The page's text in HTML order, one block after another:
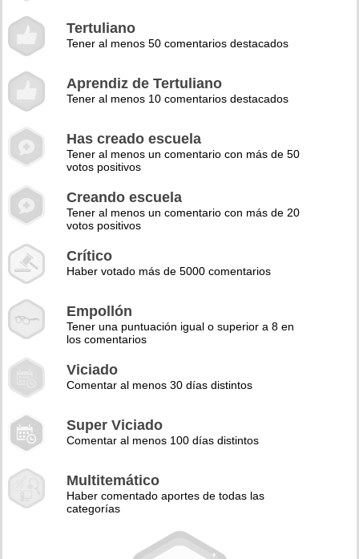
Tertuliano
Tener al menos 50 comentarios destacados
Aprendiz de Tertuliano
Tener al menos 10 comentarios destacados
Has creado escuela
Tener al menos un comentario con más de 50
votos positivos
Creando escuela
Tener al menos un comentario con más de 20
votos positivos
Crítico
Haber votado más de 5000 comentarios
Empollón
Tener una puntuación igual o superior a 8 en
los comentarios
Viciado
Comentar al menos 30 días distintos
Super Viciado
Comentar al menos 100 días distintos
Multitemático
Haber comentado aportes de todas las
categorías